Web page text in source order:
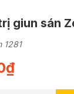
giun sán
1281
₫